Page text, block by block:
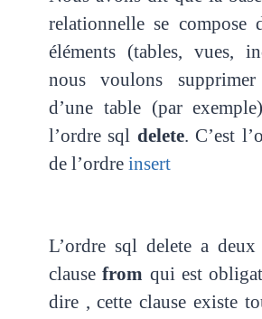
relationnelle se compose
éléments (tables, vues,
nous voulons
d’une table (par
l’ordre sql delete. C’est
de l’ordre insert
L’ordre sql delete a
clausefrom qui est
dire , cette clause existe